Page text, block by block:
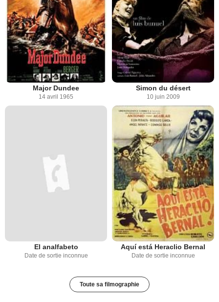
Major Dundee
14 avril 1965
Simon du désert
10 juin 2009
El analfabeto
Date de sortie inconnue
Aquí está Heraclio Bernal
Date de sortie inconnue
Toute sa filmographie